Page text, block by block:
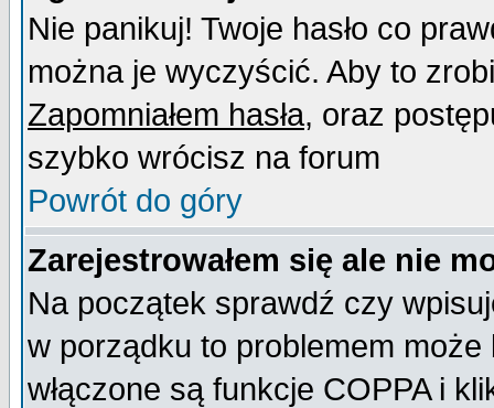
Nie panikuj! Twoje hasło co
można je wyczyścić. Aby to
Zapomniałem hasła, oraz
szybko wrócisz na forum
Powrót do góry
Zarejestrowałem się ale nie
Na początek sprawdź czy
w porządku to problemem
włączone są funkcje COPPA i